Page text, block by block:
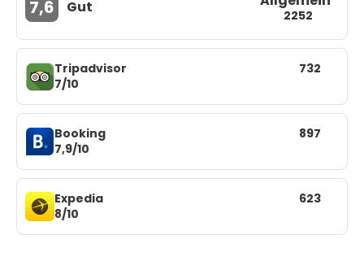
7,6 Gut 2252
Tripadvisor
7/10
732
Booking
7,9/10
897
Expedia
8/10
623